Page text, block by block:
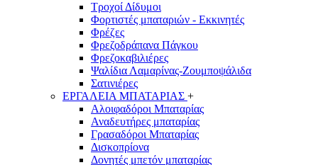
Τροχοί Δίδυμοι
Φορτιστές μπαταριών - Εκκινητές
Φρέζες
Φρεζοδράπανα Πάγκου
Φρεζοκαβιλιέρες
Ψαλίδια Λαμαρίνας-Ζουμποψάλιδα
Σατινιέρες
ΕΡΓΑΛΕΙΑ ΜΠΑΤΑΡΙΑΣ +
Αλοιφαδόροι Μπαταρίας
Αναδευτήρες μπαταρίας
Γρασαδόροι Μπαταρίας
Δισκοπρίονα
Δονητές μπετόν μπαταρίας